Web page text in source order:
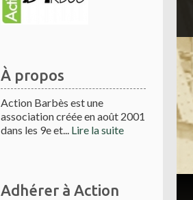
À propos
Action Barbès est une
association créée en août 2001
dans les 9e et... Lire la suite
Adhérer à Action